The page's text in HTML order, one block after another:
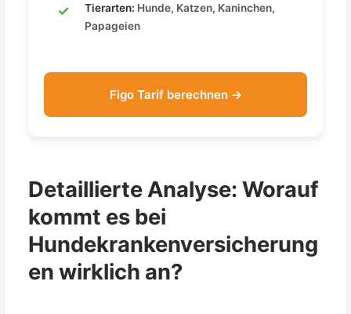
Tierarten: Hunde, Katzen, Kaninchen,
Papageien
Figo Tarif berechnen →
Detaillierte Analyse: Worauf
kommt es bei
Hundekrankenversicherung
en wirklich an?